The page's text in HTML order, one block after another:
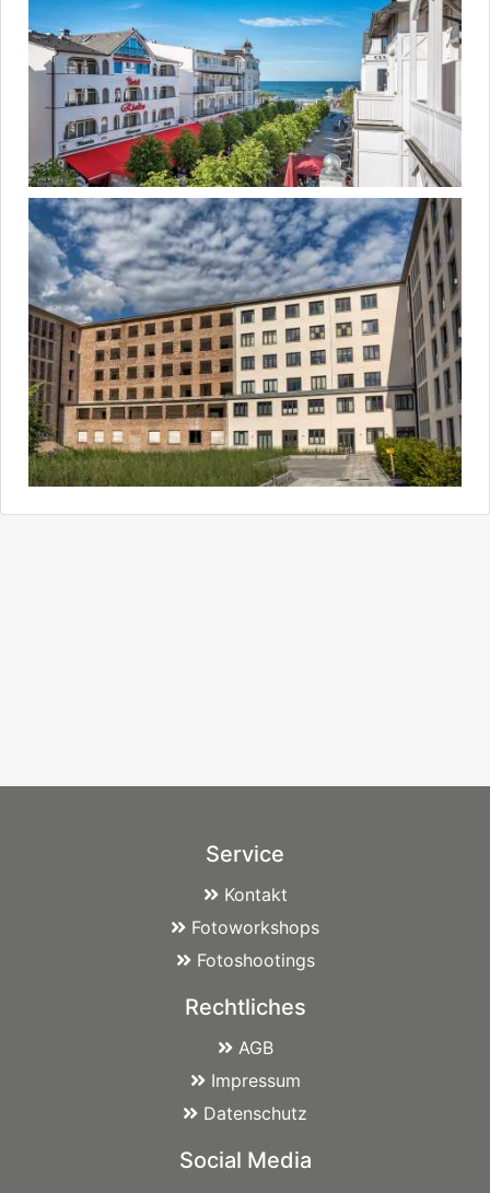
Service
Kontakt
Fotoworkshops
Fotoshootings
Rechtliches
AGB
Impressum
Datenschutz
Social Media